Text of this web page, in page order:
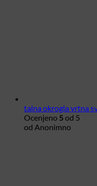
talna okrogla vrtna
Ocenjeno 5 od 5
od Anonimno